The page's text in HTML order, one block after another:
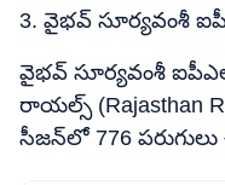
3. వైభవ్ సూర్యవంశీ
వైభవ్ సూర్యవంశీ
రాయల్స్ (Rajasthan
సీజన్‌లో 776